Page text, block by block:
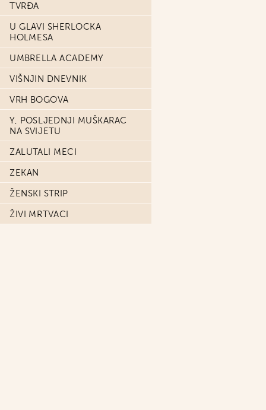
TVRĐA
U GLAVI SHERLOCKA
HOLMESA
UMBRELLA ACADEMY
VIŠNJIN DNEVNIK
VRH BOGOVA
Y, POSLJEDNJI MUŠKARAC
NA SVIJETU
ZALUTALI MECI
ZEKAN
ŽENSKI STRIP
ŽIVI MRTVACI